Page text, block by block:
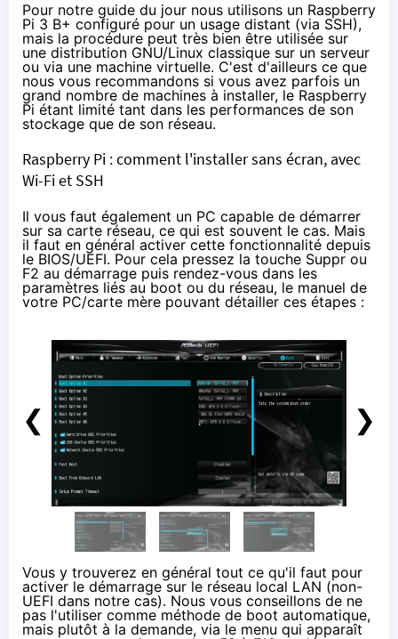
Pour notre guide du jour nous utilisons un Raspberry
Pi 3 B+ configuré pour un usage distant (via SSH),
mais la procédure peut très bien être utilisée sur
une distribution GNU/Linux classique sur un serveur
ou via une machine virtuelle. C'est d'ailleurs ce que
nous vous recommandons si vous avez parfois un
grand nombre de machines à installer, le Raspberry
Pi étant limité tant dans les performances de son
stockage que de son réseau.
Raspberry Pi : comment l'installer sans écran, avec
Wi-Fi et SSH
Il vous faut également un PC capable de démarrer
sur sa carte réseau, ce qui est souvent le cas. Mais
il faut en général activer cette fonctionnalité depuis
le BIOS/UEFI. Pour cela pressez la touche Suppr ou
F2 au démarrage puis rendez-vous dans les
paramètres liés au boot ou du réseau, le manuel de
votre PC/carte mère pouvant détailler ces étapes :
❮ ❯
Vous y trouverez en général tout ce qu'il faut pour
activer le démarrage sur le réseau local LAN (non-
UEFI dans notre cas). Nous vous conseillons de ne
pas l'utiliser comme méthode de boot automatique,
mais plutôt à la demande, via le menu qui apparaît